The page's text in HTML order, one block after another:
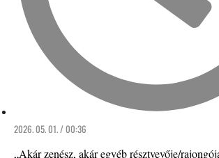
2026. 05. 01. / 00:36
„Akár zenész, akár egyéb résztvevője/